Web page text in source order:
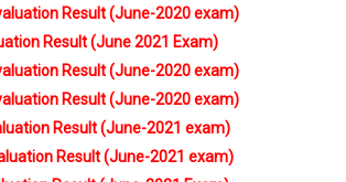
Result (June-2020 exam)
Result (June 2021 Exam)
Result (June-2020 exam)
Result (June-2020 exam)
Result (June-2021 exam)
Result (June-2021 exam)